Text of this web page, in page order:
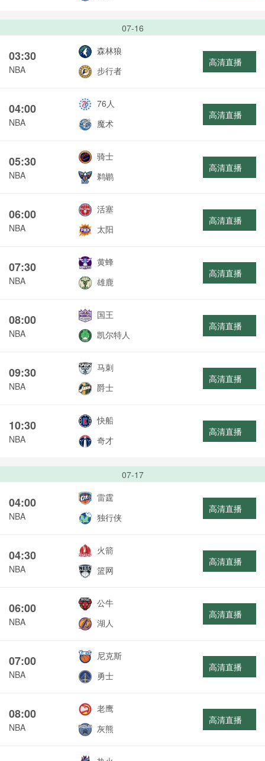
07-16
03:30
NBA
森林狼
步行者
高清直播
04:00
NBA
76人
魔术
高清直播
05:30
NBA
骑士
鹈鹕
高清直播
06:00
NBA
活塞
太阳
高清直播
07:30
NBA
黄蜂
雄鹿
高清直播
08:00
NBA
国王
凯尔特人
高清直播
09:30
NBA
马刺
爵士
高清直播
10:30
NBA
快船
奇才
高清直播
07-17
04:00
NBA
雷霆
独行侠
高清直播
04:30
NBA
火箭
篮网
高清直播
06:00
NBA
公牛
湖人
高清直播
07:00
NBA
尼克斯
勇士
高清直播
08:00
NBA
老鹰
灰熊
高清直播